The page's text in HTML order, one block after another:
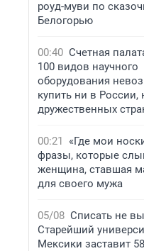
роуд-муви по
Белогорью
00:40 Счетная
100 видов научного
оборудования
купить ни в России,
дружественных
00:21
«Где мои
фразы, которые
женщина, ставшая
для своего мужа
05/08 Списать не
Старейший
Мексики заставит